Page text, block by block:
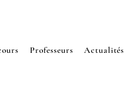
Professeurs Actualités